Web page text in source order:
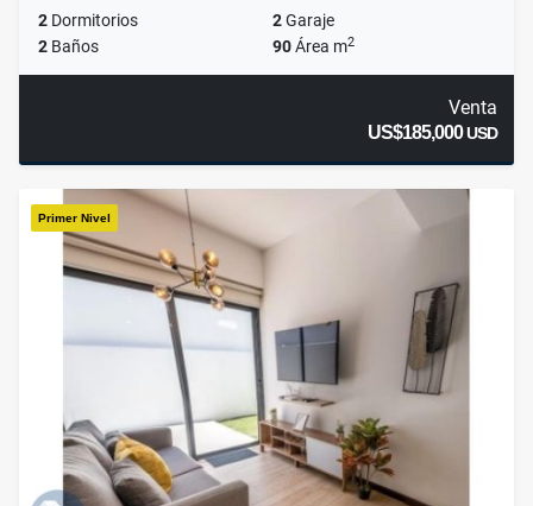
2 Dormitorios 2Garaje
2 Baños 90Área m2
Venta
US$185,000USD
Primer Nivel